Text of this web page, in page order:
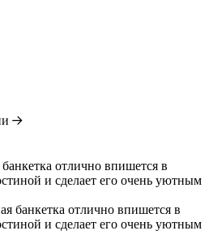
отлично впишется в
и сделает его очень уютным